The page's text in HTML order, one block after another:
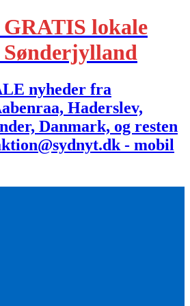
lokale
nyheder fra
Haderslev,
Danmark, og resten
- mobil